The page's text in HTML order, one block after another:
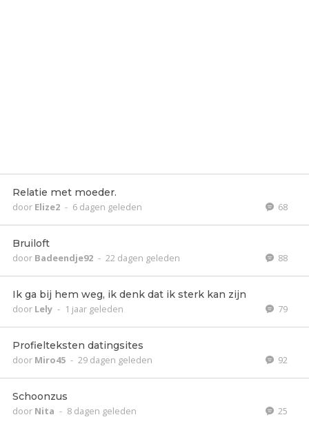
Relatie met moeder.
door Elize2 - 6 dagen geleden 68
Bruiloft
door Badeendje92 - 22 dagen geleden 88
Ik ga bij hem weg, ik denk dat ik sterk kan zijn
door Lely - 1 jaar geleden 79
Profielteksten datingsites
door Miro45 - 29 dagen geleden 92
Schoonzus
door Nita - 8 dagen geleden 25